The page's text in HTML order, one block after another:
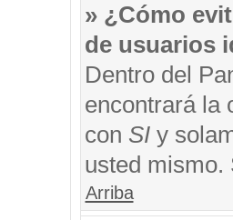
» ¿Cómo
de usuarios
Dentro del
encontrará la
con SIy
usted mismo.
Arriba